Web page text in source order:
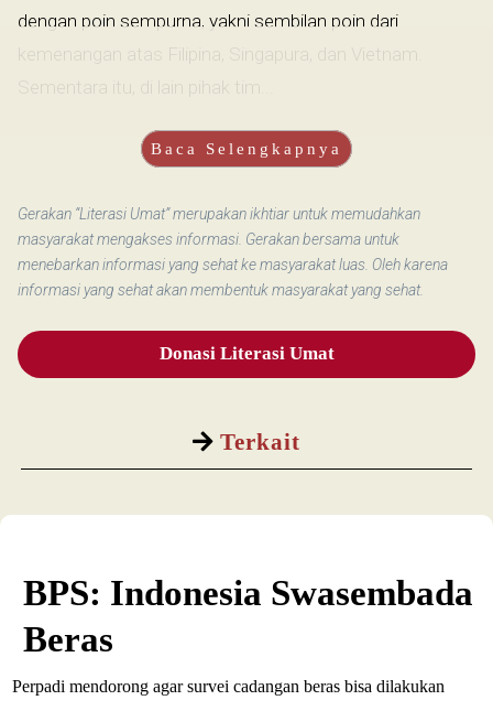
Terkait
dengan poin sempurna, yakni sembilan poin dari
kemenangan atas Filipina, Singapura, dan Vietnam.
Sementara itu, di lain pihak tim...
Baca Selengkapnya
Gerakan “Literasi Umat” merupakan ikhtiar untuk memudahkan
masyarakat mengakses informasi. Gerakan bersama untuk
menebarkan informasi yang sehat ke masyarakat luas. Oleh karena
informasi yang sehat akan membentuk masyarakat yang sehat.
Donasi Literasi Umat
BPS: Indonesia Swasembada
Beras
Perpadi mendorong agar survei cadangan beras bisa dilakukan